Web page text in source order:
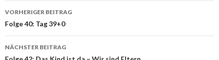
Beitrags-
Navigation
VORHERIGER BEITRAG
Folge 40: Tag 39+0
NÄCHSTER BEITRAG